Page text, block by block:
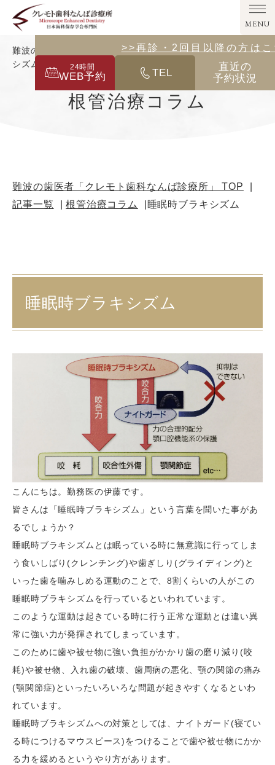
難波の歯医者「クレモト歯科なんば診療所」｜睡眠時ブラキ
シズム
根管治療コラム
難波の歯医者「クレモト歯科なんば診療所」 TOP
記事一覧
根管治療コラム 睡眠時ブラキシズム
睡眠時ブラキシズム
こんにちは。勤務医の伊藤です。
皆さんは「睡眠時ブラキシズム」という言葉を聞いた事があ
るでしょうか？
睡眠時ブラキシズムとは眠っている時に無意識に行ってしま
う食いしばり(クレンチング)や歯ぎしり(グライディング)と
いった歯を噛みしめる運動のことで、8割くらいの人がこの
睡眠時ブラキシズムを行っているといわれています。
このような運動は起きている時に行う正常な運動とは違い異
常に強い力が発揮されてしまっています。
このために歯や被せ物に強い負担がかかり歯の磨り減り(咬
耗)や被せ物、入れ歯の破壊、歯周病の悪化、顎の関節の痛み
(顎関節症)といったいろいろな問題が起きやすくなるといわ
れています。
睡眠時ブラキシズムへの対策としては、ナイトガード(寝てい
る時につけるマウスピース)をつけることで歯や被せ物にかか
る力を緩めるというやり方があります。
MENU
WEB予約
24時間 TEL
直近の
予約状況
>>その他の診療メニューは
>>再診・2回目以降の方は